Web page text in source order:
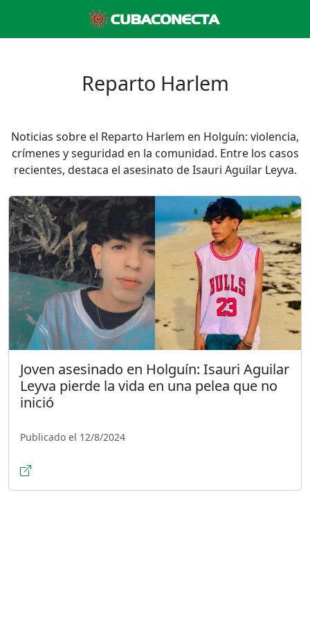
Reparto Harlem
Noticias sobre el Reparto Harlem en Holguín: violencia,
crímenes y seguridad en la comunidad. Entre los casos
recientes, destaca el asesinato de Isauri Aguilar Leyva.
Joven asesinado en Holguín: Isauri Aguilar
Leyva pierde la vida en una pelea que no
inició
Publicado el 12/8/2024